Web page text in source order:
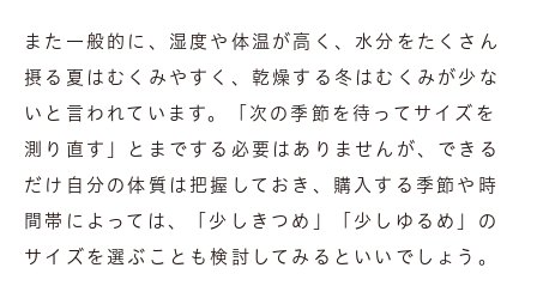
また一般的に、湿度や体温が高く、水分をたくさん
摂る夏はむくみやすく、乾燥する冬はむくみが少な
いと言われています。「次の季節を待ってサイズを
測り直す」とまでする必要はありませんが、できる
だけ自分の体質は把握しておき、購入する季節や時
間帯によっては、「少しきつめ」「少しゆるめ」の
サイズを選ぶことも検討してみるといいでしょう。